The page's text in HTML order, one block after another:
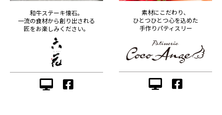
和牛ステーキ懐石。
一流の食材から創り出される
匠をお楽しみください。
素材にこだわり、
ひとつひとつ心を込めた
手作りパティスリー